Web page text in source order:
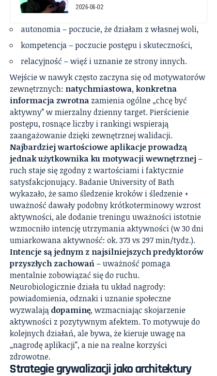
2026-06-02
autonomia – poczucie, że działam z własnej woli,
kompetencja – poczucie postępu i skuteczności,
relacyjność – więź i uznanie ze strony innych.
Wejście w nawyk często zaczyna się od motywatorów
zewnętrznych: natychmiastowa, konkretna
informacja zwrotna zamienia ogólne „chcę być
aktywny” w mierzalny dzienny target. Pierścienie
postępu, rosnące liczby i rankingi wspierają
zaangażowanie dzięki zewnętrznej walidacji.
Najbardziej wartościowe aplikacje prowadzą
jednak użytkownika ku motywacji wewnętrznej–
ruch staje się zgodny z wartościami i faktycznie
satysfakcjonujący. Badanie University of Bath
wykazało, że samo śledzenie kroków i śledzenie +
uważność dawały podobny krótkoterminowy wzrost
aktywności, ale dodanie treningu uważności istotnie
wzmocniło intencję utrzymania aktywności (w 30 dni
umiarkowana aktywność: ok. 373 vs 297 min/tydz.).
Intencje są jednym z najsilniejszych predyktorów
przyszłych zachowań– uważność pomaga
mentalnie zobowiązać się do ruchu.
Neurobiologicznie działa tu układ nagrody:
powiadomienia, odznaki i uznanie społeczne
wyzwalają dopaminę, wzmacniając skojarzenie
aktywności z pozytywnym afektem. To motywuje do
kolejnych działań, ale bywa, że kieruje uwagę na
„nagrodę aplikacji”, a nie na realne korzyści
zdrowotne.
Strategie grywalizacji jako architektury